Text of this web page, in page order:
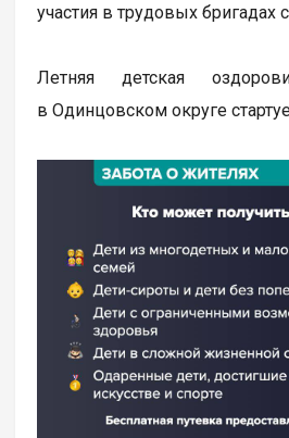
участия в трудовых бригадах
Летняя детская
в Одинцовском округе